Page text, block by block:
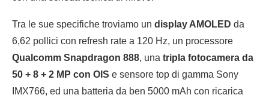
Tra le sue specifiche troviamo un display AMOLED da
6,62 pollici con refresh rate a 120 Hz, un processore
Qualcomm Snapdragon 888, una tripla fotocamera da
50 + 8 + 2 MP con OIS e sensore top di gamma Sony
IMX766, ed una batteria da ben 5000 mAh con ricarica